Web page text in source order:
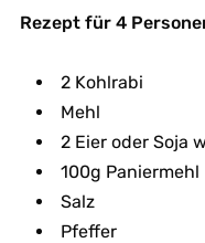
Rezept für 4
2 Kohlrabi
Mehl
2 Eier oder Soja
100g Paniermehl
Salz
Pfeffer